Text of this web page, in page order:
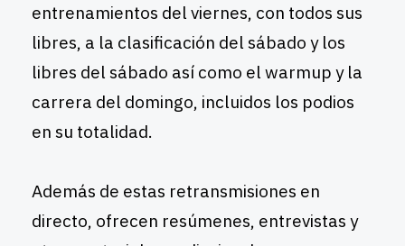
entrenamientos del viernes, con todos sus
libres, a la clasificación del sábado y los
libres del sábado así como el warmup y la
carrera del domingo, incluidos los podios
en su totalidad.
Además de estas retransmisiones en
directo, ofrecen resúmenes, entrevistas y